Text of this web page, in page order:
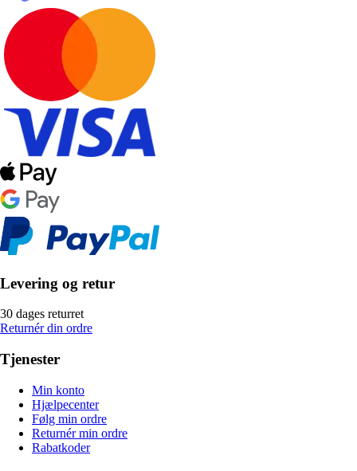
Levering og retur
30 dages returret
Returnér din ordre
Tjenester
Min konto
Hjælpecenter
Følg min ordre
Returnér min ordre
Rabatkoder